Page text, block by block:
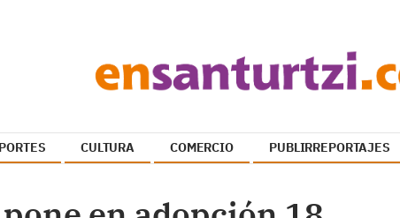
CULTURA COMERCIO PUBLIRREPORTAJES